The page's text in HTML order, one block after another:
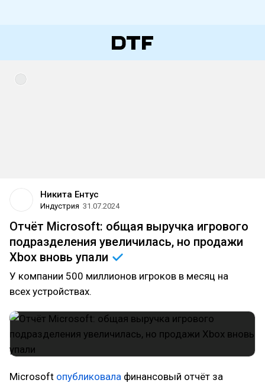
Никита Ентус
Индустрия 31.07.2024
Отчёт Microsoft: общая выручка игрового
подразделения увеличилась, но продажи
Xbox вновь упали
У компании 500 миллионов игроков в месяц на
всех устройствах.
Microsoft опубликовала финансовый отчёт за